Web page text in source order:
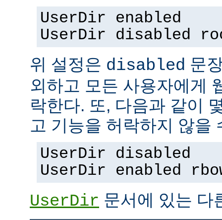
UserDir enabled
UserDir disabled
위 설정은 disabled 문
외하고 모든 사용자에게
락한다. 또, 다음과 같이
고 기능을 허락하지 않을
UserDir disabled
UserDir enabled
UserDir 문서에 있는 다